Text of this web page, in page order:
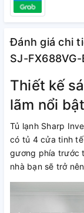
Đánh giá chi
SJ-FX688VG-
Thiết kế
lãm nổi
Tủ lạnh Sharp
có tủ 4 cửa tinh
gương phía trước
nhà bạn sẽ trở